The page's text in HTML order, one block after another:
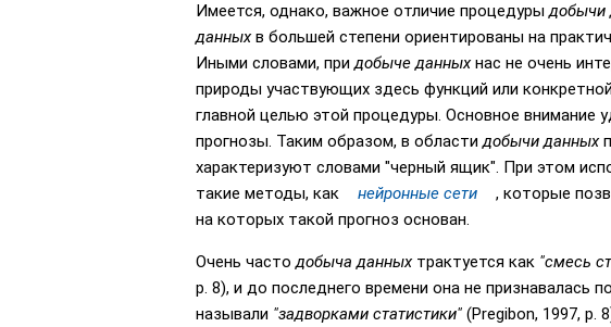
Имеется, однако, важное отличие процедурыдобычи
данныхв большей степени ориентированы на
Иными словами, придобыче данныхнас не очень
природы участвующих здесь функций или
главной целью этой процедуры. Основное
прогнозы. Таким образом, в областидобычи данных
характеризуют словами "черный ящик". При этом
такие методы, как
нейронные сети
, которые
на которых такой прогноз основан.
Очень часто добыча данныхтрактуется как "смесь
p. 8), и до последнего времени она не признавалась
называли "задворками статистики" (Pregibon, 1997, p.